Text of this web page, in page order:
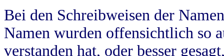
Bei den Schreibweisen der
Namen wurden offensichtlich so
verstanden hat, oder besser